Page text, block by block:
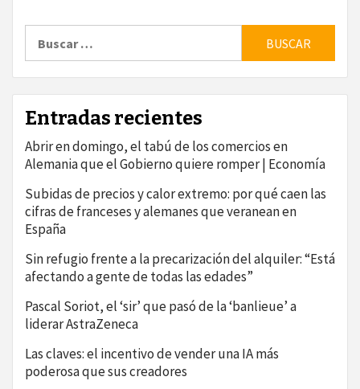
Entradas recientes
Abrir en domingo, el tabú de los comercios en
Alemania que el Gobierno quiere romper | Economía
Subidas de precios y calor extremo: por qué caen las
cifras de franceses y alemanes que veranean en
España
Sin refugio frente a la precarización del alquiler: “Está
afectando a gente de todas las edades”
Pascal Soriot, el ‘sir’ que pasó de la ‘banlieue’ a
liderar AstraZeneca
Las claves: el incentivo de vender una IA más
poderosa que sus creadores